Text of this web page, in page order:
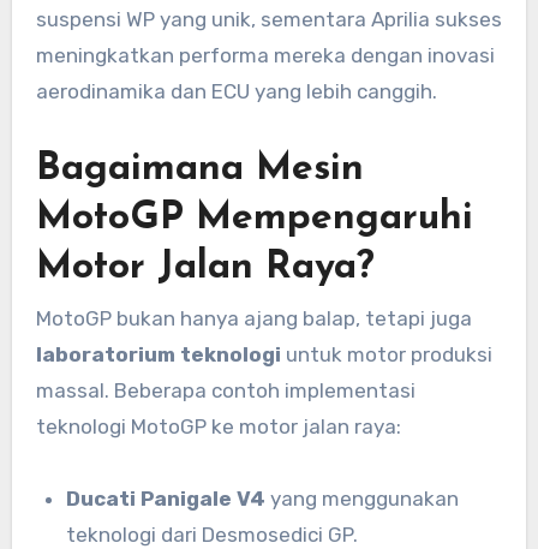
suspensi WP yang unik, sementara Aprilia sukses
meningkatkan performa mereka dengan inovasi
aerodinamika dan ECU yang lebih canggih.
Bagaimana Mesin
MotoGP Mempengaruhi
Motor Jalan Raya?
MotoGP bukan hanya ajang balap, tetapi juga
laboratorium teknologi untuk motor produksi
massal. Beberapa contoh implementasi
teknologi MotoGP ke motor jalan raya:
Ducati Panigale V4 yang menggunakan
teknologi dari Desmosedici GP.